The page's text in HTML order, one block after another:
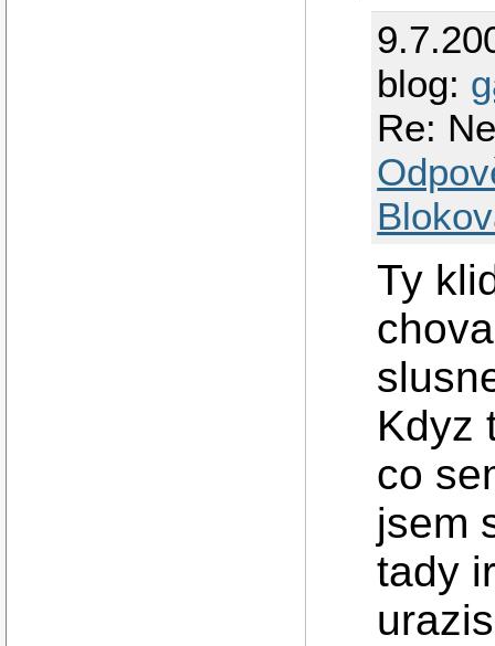
blog:
Re:
Ty
Kdyz
co
jsem
tady